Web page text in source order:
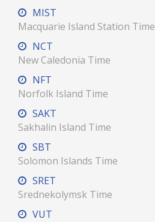
MIST
Macquarie Island Station Time
NCT
New Caledonia Time
NFT
Norfolk Island Time
SAKT
Sakhalin Island Time
SBT
Solomon Islands Time
SRET
Srednekolymsk Time
VUT